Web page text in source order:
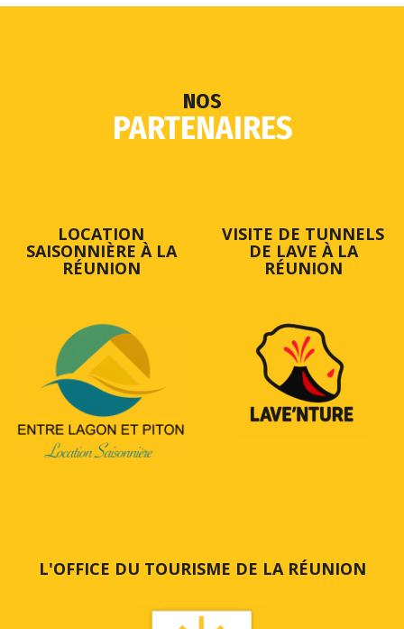
NOS
PARTENAIRES
LOCATION
SAISONNIÈRE À LA
RÉUNION
VISITE DE TUNNELS
DE LAVE À LA
RÉUNION
L'OFFICE DU TOURISME DE LA RÉUNION